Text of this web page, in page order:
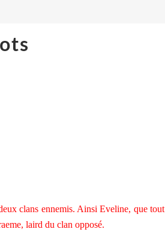
clans ennemis. Ainsi Eveline, que tout
laird du clan opposé.